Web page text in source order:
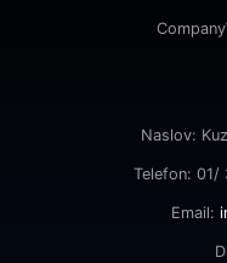
Naslov:
Telefon:
Email: